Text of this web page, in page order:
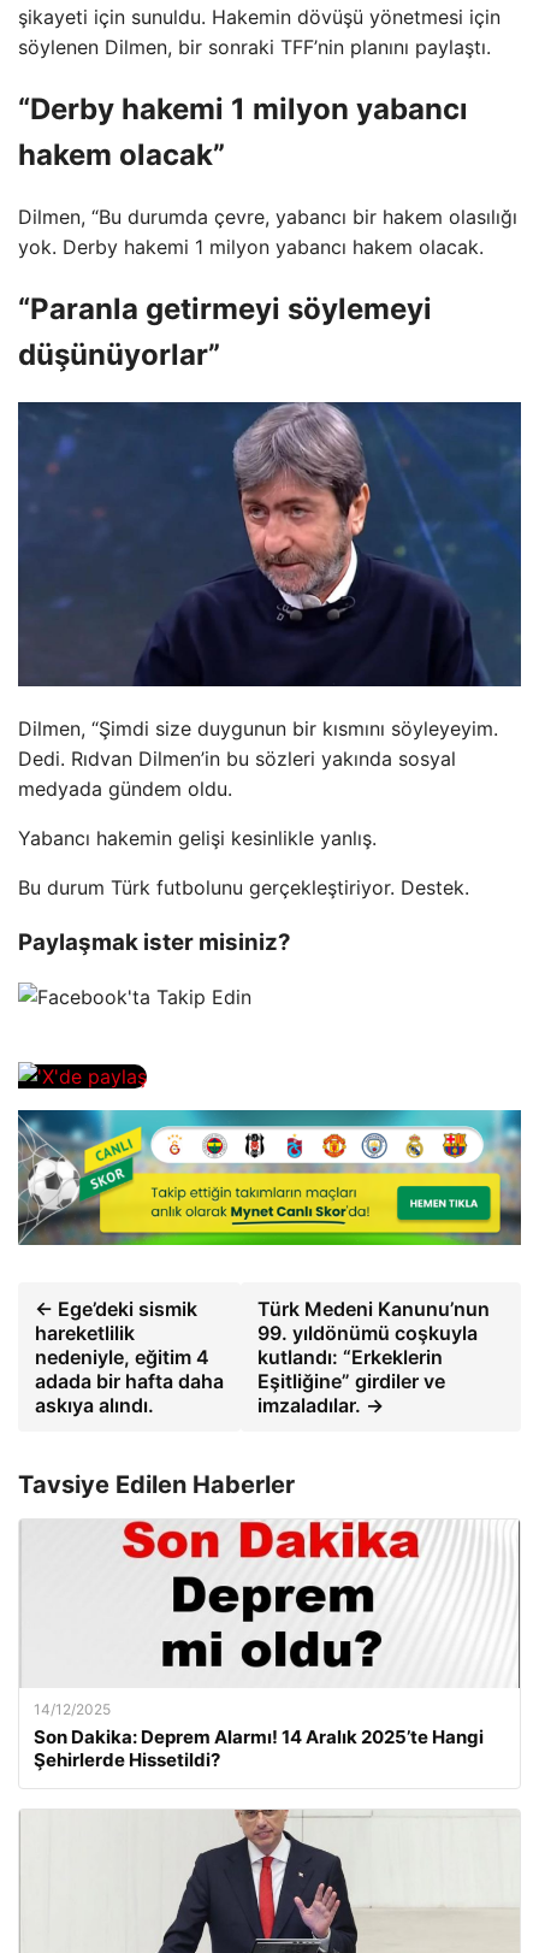
şikayeti için sunuldu. Hakemin dövüşü yönetmesi için
söylenen Dilmen, bir sonraki TFF’nin planını paylaştı.
“Derby hakemi 1 milyon yabancı
hakem olacak”
Dilmen, “Bu durumda çevre, yabancı bir hakem olasılığı
yok. Derby hakemi 1 milyon yabancı hakem olacak.
“Paranla getirmeyi söylemeyi
düşünüyorlar”
Dilmen, “Şimdi size duygunun bir kısmını söyleyeyim.
Dedi. Rıdvan Dilmen’in bu sözleri yakında sosyal
medyada gündem oldu.
Yabancı hakemin gelişi kesinlikle yanlış.
Bu durum Türk futbolunu gerçekleştiriyor. Destek.
Paylaşmak ister misiniz?
← Ege’deki sismik
hareketlilik
nedeniyle, eğitim 4
adada bir hafta daha
askıya alındı.
Türk Medeni Kanunu’nun
99. yıldönümü coşkuyla
kutlandı: “Erkeklerin
Eşitliğine” girdiler ve
imzaladılar. →
Tavsiye Edilen Haberler
14/12/2025
Son Dakika: Deprem Alarmı! 14 Aralık 2025’te Hangi
Şehirlerde Hissetildi?